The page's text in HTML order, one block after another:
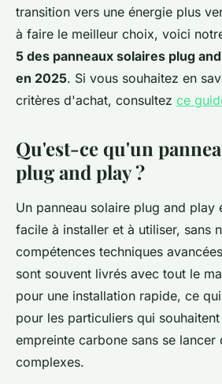
transition vers une énergie plus
à faire le meilleur choix, voici
5 des panneaux solaires plug
en 2025. Si vous souhaitez en
critères d'achat, consultez ce
Qu'est-ce qu'un
plug and play ?
Un panneau solaire plug and play
facile à installer et à utiliser, sans
compétences techniques
sont souvent livrés avec tout le
pour une installation rapide, ce
pour les particuliers qui
empreinte carbone sans se lancer
complexes.